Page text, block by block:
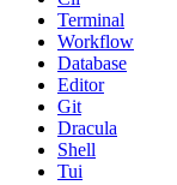
Terminal
Workflow
Database
Editor
Git
Dracula
Shell
Tui